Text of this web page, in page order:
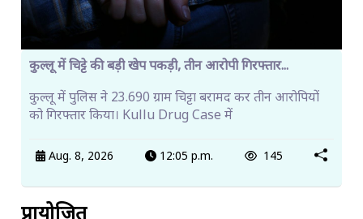
कुल्लू में चिट्टे की बड़ी खेप पकड़ी, तीन आरोपी गिरफ्तार...
कुल्लू में पुलिस ने 23.690 ग्राम चिट्टा बरामद कर तीन आरोपियों
को गिरफ्तार किया। Kullu Drug Case में
Aug. 8, 2026 12:05 p.m. 145